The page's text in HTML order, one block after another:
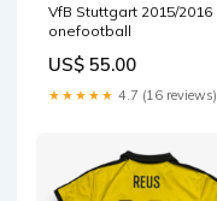
VfB Stuttgart 2015/2016
onefootball
US$ 55.00
★★★★★ 4.7 (16 reviews)